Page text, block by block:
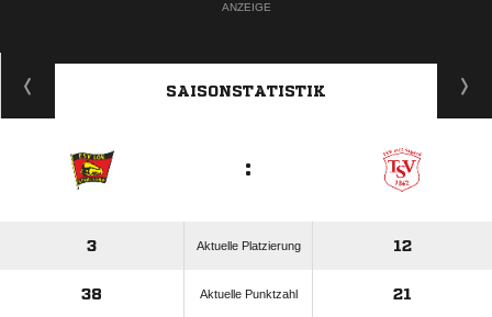
ANZEIGE
SAISONSTATISTIK
:
3 Aktuelle Platzierung 12
38 Aktuelle Punktzahl 21